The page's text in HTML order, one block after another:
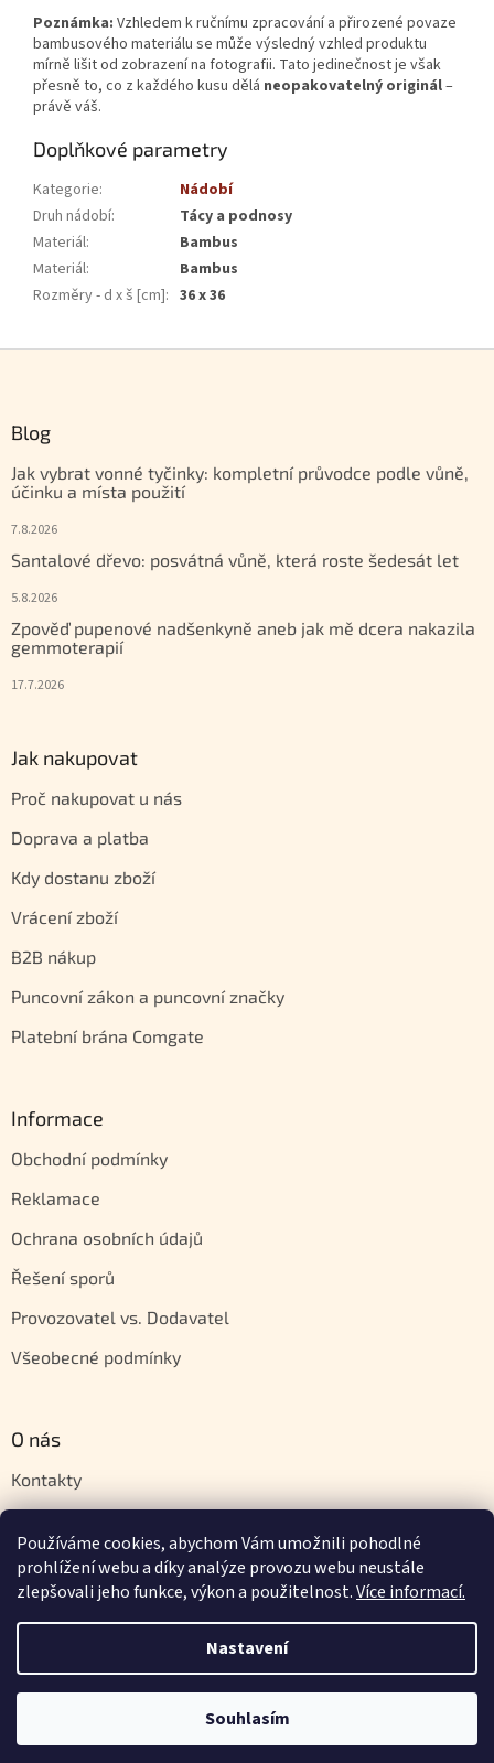
Používáme cookies, abychom Vám umožnili pohodlné
prohlížení webu a díky analýze provozu webu neustále
zlepšovali jeho funkce, výkon a použitelnost.Více informací.
Nastavení
Souhlasím
Poznámka: Vzhledem k ručnímu zpracování a přirozené povaze
bambusového materiálu se může výsledný vzhled produktu
mírně lišit od zobrazení na fotografii. Tato jedinečnost je však
přesně to, co z každého kusu dělá neopakovatelný originál–
právě váš.
Doplňkové parametry
Kategorie:
Nádobí
Druh nádobí:
Tácy a podnosy
Materiál:
Bambus
Materiál:
Bambus
Rozměry - d x š [cm]: 36 x 36
Blog
Jak vybrat vonné tyčinky: kompletní průvodce podle vůně,
účinku a místa použití
7.8.2026
Santalové dřevo: posvátná vůně, která roste šedesát let
5.8.2026
Zpověď pupenové nadšenkyně aneb jak mě dcera nakazila
gemmoterapií
17.7.2026
Jak nakupovat
Proč nakupovat u nás
Doprava a platba
Kdy dostanu zboží
Vrácení zboží
B2B nákup
Puncovní zákon a puncovní značky
Platební brána Comgate
Informace
Obchodní podmínky
Reklamace
Ochrana osobních údajů
Řešení sporů
Provozovatel vs. Dodavatel
Všeobecné podmínky
O nás
Kontakty
Napište nám
Vytvořil Shoptet
Orientstyle.cz. Všechna práva vyhrazena.